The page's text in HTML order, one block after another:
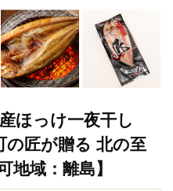
ほっけ一夜干し
の匠が贈る 北の至
地域：離島】